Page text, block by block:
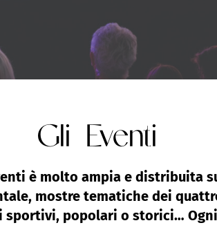
Gli Eventi
è molto ampia e distribuita
mostre tematiche dei
sportivi, popolari o storici…